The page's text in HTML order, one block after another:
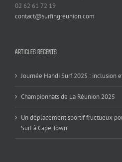
02 62 61 72 19
contact@surfingreunion.com
ARTICLES RÉCENTS
Journée Handi Surf 2025 : inclusion
Championnats de La Réunion 2025
Un déplacement sportif fructueux
Surf à Cape Town